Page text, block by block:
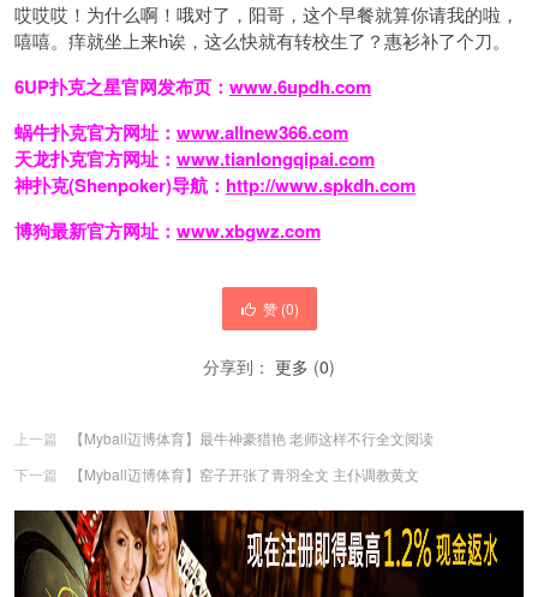
哎哎哎！为什么啊！哦对了，阳哥，这个早餐就算你请我的啦，
嘻嘻。痒就坐上来h诶，这么快就有转校生了？惠衫补了个刀。
6UP扑克之星官网发布页： www.6updh.com
蜗牛扑克官方网址： www.allnew366.com
天龙扑克官方网址： www.tianlongqipai.com
神扑克(Shenpoker)导航： http://www.spkdh.com
博狗最新官方网址： www.xbgwz.com
赞 (0)
分享到： 更多 (0)
上一篇
【Myball迈博体育】最牛神豪猎艳 老师这样不行全文阅读
下一篇
【Myball迈博体育】窑子开张了青羽全文 主仆调教黄文